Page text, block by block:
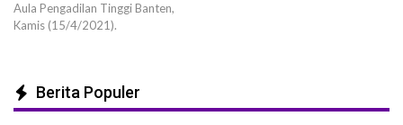
Aula Pengadilan Tinggi Banten,
Kamis (15/4/2021).
Berita Populer